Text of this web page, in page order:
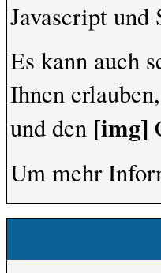
Javascript
Es kann auch
Ihnen
und den [img]
Um mehr